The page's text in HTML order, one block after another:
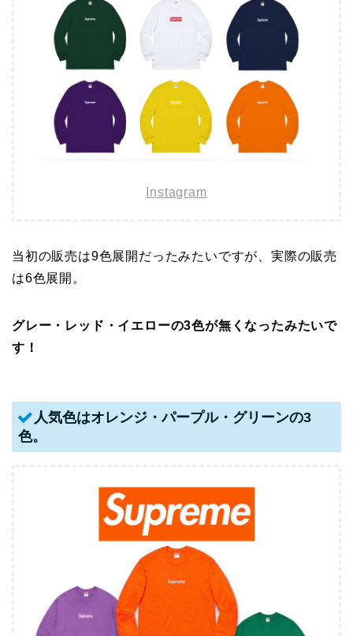
Instagram
当初の販売は9色展開だったみたいですが、実際の販売
は6色展開。
グレー・レッド・イエローの3色が無くなったみたいで
す！
人気色はオレンジ・パープル・グリーンの3
色。